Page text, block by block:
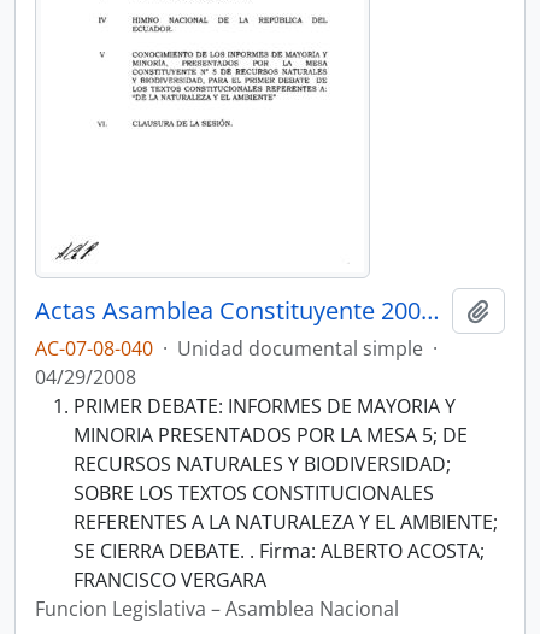
Actas Asamblea Constituyente 2007-2008
AC-07-08-040 · Unidad documental simple ·
04/29/2008
PRIMER DEBATE: INFORMES DE MAYORIA Y
MINORIA PRESENTADOS POR LA MESA 5; DE
RECURSOS NATURALES Y BIODIVERSIDAD;
SOBRE LOS TEXTOS CONSTITUCIONALES
REFERENTES A LA NATURALEZA Y EL AMBIENTE;
SE CIERRA DEBATE. . Firma: ALBERTO ACOSTA;
FRANCISCO VERGARA
Funcion Legislativa – Asamblea Nacional